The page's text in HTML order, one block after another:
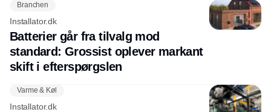
Branchen
Installator.dk
Batterier går fra tilvalg mod
standard: Grossist oplever markant
skift i efterspørgslen
Varme & Køl
Installator.dk